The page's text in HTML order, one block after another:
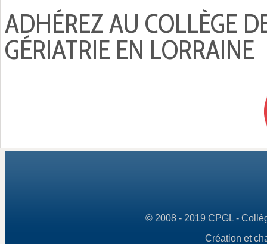
ADHÉREZ AU COLLÈGE
GÉRIATRIE EN LORRAINE
© 2008 - 2019 CPGL -
Création et